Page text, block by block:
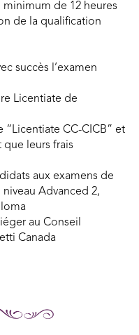
de 12 heures
de la qualification
succès l’examen
Licentiate de
“Licentiate CC-CICB” et
que leurs frais
aux examens de
niveau Advanced 2,
au Conseil
Canada